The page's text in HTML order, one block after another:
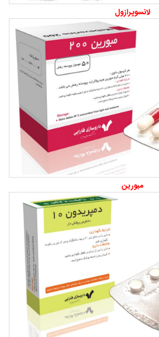
لانسوپرازول
مبورین